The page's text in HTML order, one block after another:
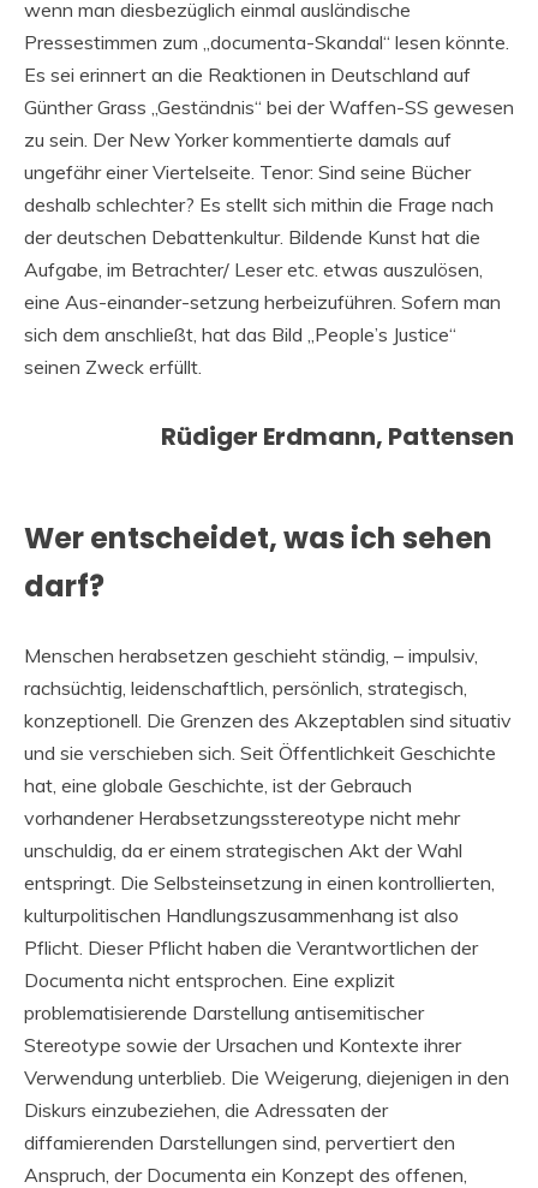
wenn man diesbezüglich einmal ausländische
Pressestimmen zum „documenta-Skandal“ lesen könnte.
Es sei erinnert an die Reaktionen in Deutschland auf
Günther Grass „Geständnis“ bei der Waffen-SS gewesen
zu sein. Der New Yorker kommentierte damals auf
ungefähr einer Viertelseite. Tenor: Sind seine Bücher
deshalb schlechter? Es stellt sich mithin die Frage nach
der deutschen Debattenkultur. Bildende Kunst hat die
Aufgabe, im Betrachter/ Leser etc. etwas auszulösen,
eine Aus-einander-setzung herbeizuführen. Sofern man
sich dem anschließt, hat das Bild „People’s Justice“
seinen Zweck erfüllt.
Rüdiger Erdmann, Pattensen
Wer entscheidet, was ich sehen
darf?
Menschen herabsetzen geschieht ständig, – impulsiv,
rachsüchtig, leidenschaftlich, persönlich, strategisch,
konzeptionell. Die Grenzen des Akzeptablen sind situativ
und sie verschieben sich. Seit Öffentlichkeit Geschichte
hat, eine globale Geschichte, ist der Gebrauch
vorhandener Herabsetzungsstereotype nicht mehr
unschuldig, da er einem strategischen Akt der Wahl
entspringt. Die Selbsteinsetzung in einen kontrollierten,
kulturpolitischen Handlungszusammenhang ist also
Pflicht. Dieser Pflicht haben die Verantwortlichen der
Documenta nicht entsprochen. Eine explizit
problematisierende Darstellung antisemitischer
Stereotype sowie der Ursachen und Kontexte ihrer
Verwendung unterblieb. Die Weigerung, diejenigen in den
Diskurs einzubeziehen, die Adressaten der
diffamierenden Darstellungen sind, pervertiert den
Anspruch, der Documenta ein Konzept des offenen,